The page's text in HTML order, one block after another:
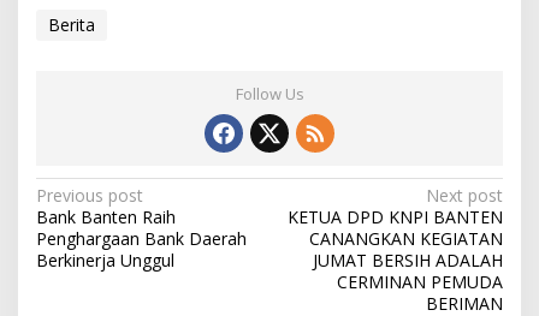
Berita
Follow Us
Post
navigation
Previous post
Bank Banten Raih
Penghargaan Bank Daerah
Berkinerja Unggul
Next post
KETUA DPD KNPI BANTEN
CANANGKAN KEGIATAN
JUMAT BERSIH ADALAH
CERMINAN PEMUDA
BERIMAN